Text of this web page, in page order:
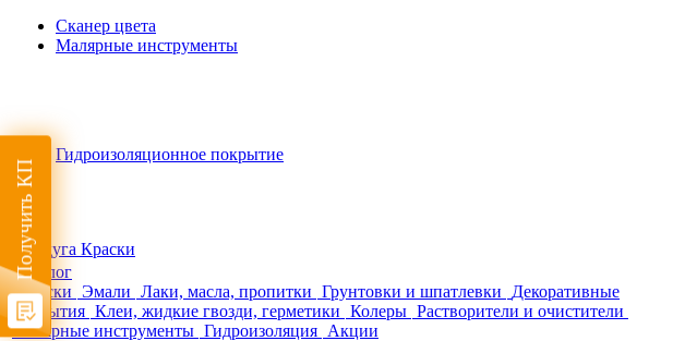
Получить КП
Сканер цвета
Малярные инструменты
Гидроизоляционное покрытие
Каталог
Краски Эмали Лаки, масла, пропитки Грунтовки и шпатлевки
Декоративные
покрытия Клеи, жидкие гвозди, герметики Колеры Растворители и очистители
Малярные инструменты Гидроизоляция Акции